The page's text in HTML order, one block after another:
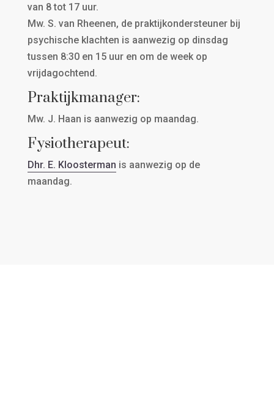
van 8 tot 17 uur.
Mw. S. van Rheenen, de praktijkondersteuner bij
psychische klachten is aanwezig op dinsdag
tussen 8:30 en 15 uur en om de week op
vrijdagochtend.
Praktijkmanager:
Mw. J. Haan is aanwezig op maandag.
Fysiotherapeut:
Dhr. E. Kloosterman is aanwezig op de
maandag.